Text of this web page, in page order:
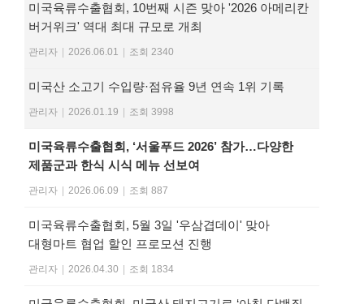
미국육류수출협회, 10번째 시즌 맞아 '2026 아메리칸
버거위크' 역대 최대 규모로 개최
관리자 2026.06.01 조회 2340
미국산 소고기 수입량·점유율 9년 연속 1위 기록
관리자 2026.01.19 조회 3998
미국육류수출협회, ‘서울푸드 2026’ 참가…다양한
제품군과 한식 시식 메뉴 선보여
관리자 2026.06.09 조회 887
미국육류수출협회, 5월 3일 '우삼겹데이' 맞아
대형마트 협업 할인 프로모션 진행
관리자 2026.04.30 조회 1834